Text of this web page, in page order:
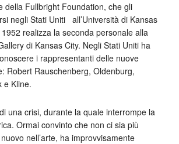
della Fullbright Foundation, che gli
negli Stati Uniti all’Università di Kansas
realizza la seconda personale alla
di Kansas City. Negli Stati Uniti ha
i rappresentanti delle nuove
Robert Rauschenberg, Oldenburg,
e Kline.
una crisi, durante la quale interrompe la
Ormai convinto che non ci sia più
nell’arte, ha improvvisamente